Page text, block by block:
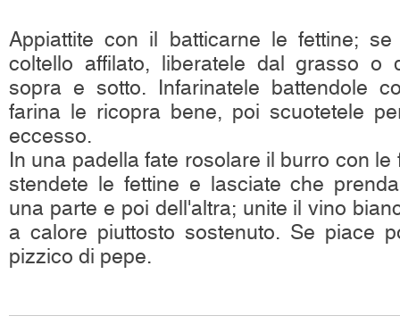
Appiattite con il batticarne le fettine;
coltello affilato, liberatele dal grasso o
sopra e sotto. Infarinatele battendole
farina le ricopra bene, poi scuotetele
eccesso.
In una padella fate rosolare il burro con
stendete le fettine e lasciate che
una parte e poi dell'altra; unite il vino
a calore piuttosto sostenuto. Se piace
pizzico di pepe.